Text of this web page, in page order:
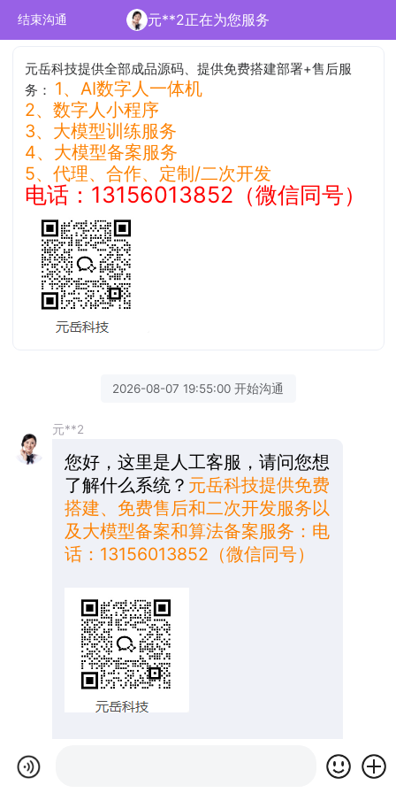
结束沟通 元**2正在为您服务
元岳科技提供全部成品源码、提供免费搭建部署+售后服
务： 1、AI数字人一体机
2、数字人小程序
3、大模型训练服务
4、大模型备案服务
5、代理、合作、定制/二次开发
电话：13156013852（微信同号）
2026-08-07 19:55:00 开始沟通
元**2
您好，这里是人工客服，请问您想
了解什么系统？ 元岳科技提供免费
搭建、免费售后和二次开发服务以
及大模型备案和算法备案服务：电
话：13156013852（微信同号）